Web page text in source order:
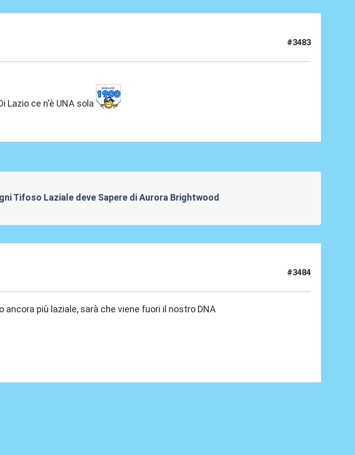
#3483
Lazio ce n'è UNA sola
Tifoso Laziale deve Sapere di Aurora Brightwood
#3484
più laziale, sarà che viene fuori il nostro DNA